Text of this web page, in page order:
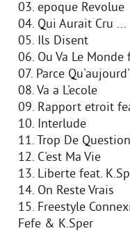
03. epoque Revolue
04. Qui Aurait Cru ...
05. Ils Disent
06. Ou Va Le Monde
07. Parce
08. Va а L'ecole
09. Rapport etroit
10. Interlude
11. Trop De
12. C'est Ma Vie
13. Liberte feat.
14. On Reste Vrais
15. Freestyle
Fefe & K.Sper